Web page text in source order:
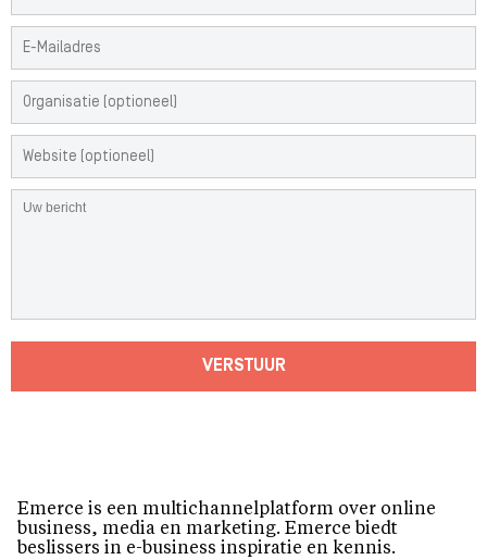
VERSTUUR
Emerce is een multichannelplatform over online
business, media en marketing. Emerce biedt
beslissers in e-business inspiratie en kennis.